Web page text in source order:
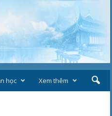
học Xem thêm